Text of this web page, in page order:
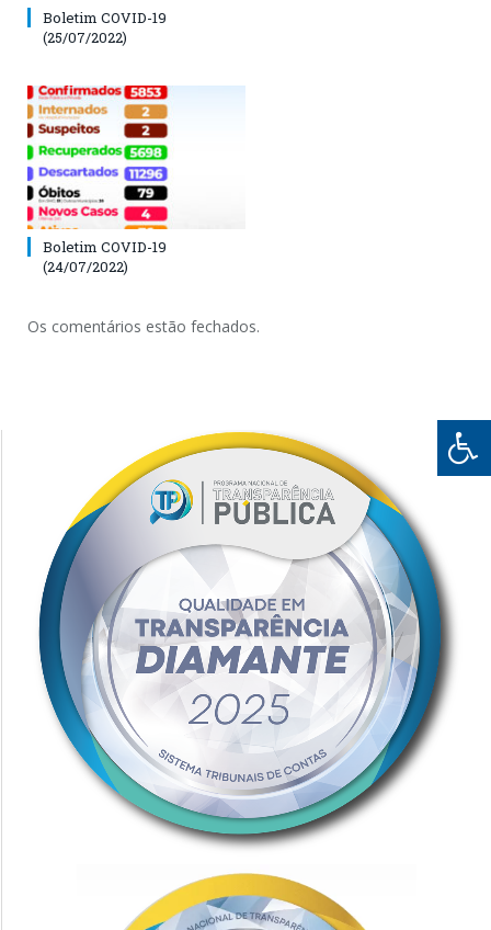
Boletim COVID-19
(25/07/2022)
Boletim COVID-19
(24/07/2022)
Os comentários estão fechados.